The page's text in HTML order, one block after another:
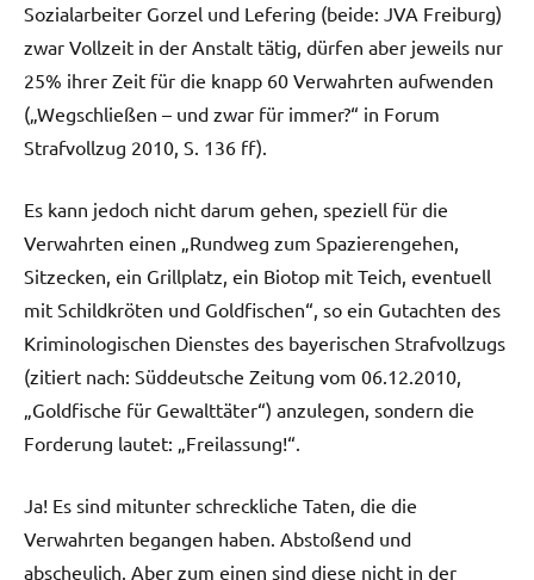
Sozialarbeiter Gorzel und Lefering (beide: JVA Freiburg)
zwar Vollzeit in der Anstalt tätig, dürfen aber jeweils nur
25% ihrer Zeit für die knapp 60 Verwahrten aufwenden
(„Wegschließen – und zwar für immer?“ in Forum
Strafvollzug 2010, S. 136 ff).
Es kann jedoch nicht darum gehen, speziell für die
Verwahrten einen „Rundweg zum Spazierengehen,
Sitzecken, ein Grillplatz, ein Biotop mit Teich, eventuell
mit Schildkröten und Goldfischen“, so ein Gutachten des
Kriminologischen Dienstes des bayerischen Strafvollzugs
(zitiert nach: Süddeutsche Zeitung vom 06.12.2010,
„Goldfische für Gewalttäter“) anzulegen, sondern die
Forderung lautet: „Freilassung!“.
Ja! Es sind mitunter schreckliche Taten, die die
Verwahrten begangen haben. Abstoßend und
abscheulich. Aber zum einen sind diese nicht in der